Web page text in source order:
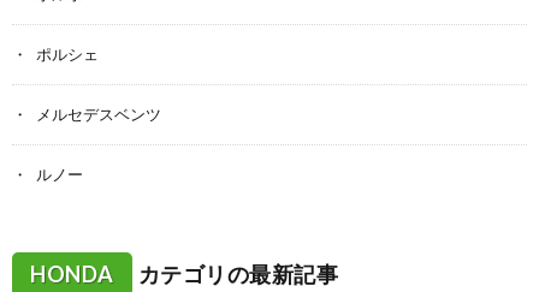
ポルシェ
メルセデスベンツ
ルノー
HONDA カテゴリの最新記事